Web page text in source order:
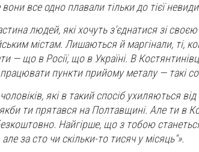
все одно плавали тільки до тієї
людей, які хочуть зʼєднатися зі
містам. Лишаються й маргінали, ті,
— що в Росії, що в Україні. В
пункти прийому металу — такі
які в такий спосіб ухиляються
ти прятався на Полтавщині. Але ти в
Найгірше, що з тобою
але за сто чи скільки-то тисяч у місяць"».